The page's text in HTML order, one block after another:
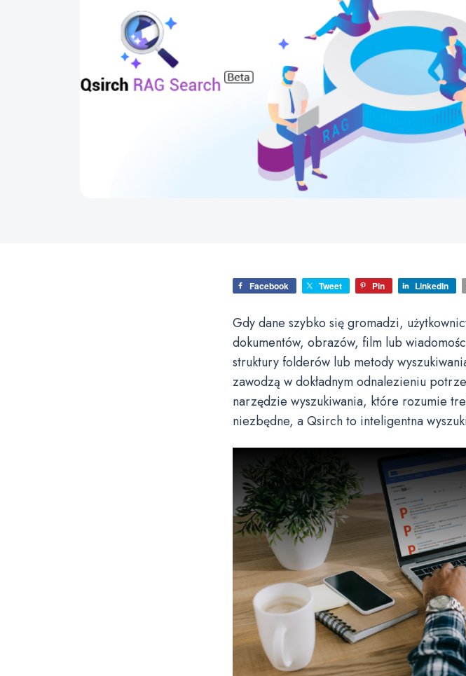
Facebook Tweet Pin LinkedIn
Gdy dane szybko się gromadzi,
dokumentów, obrazów, film lub
struktury folderów lub metody
zawodzą w dokładnym odnalezieniu
narzędzie wyszukiwania, które rozumie
niezbędne, a Qsirch to inteligentna